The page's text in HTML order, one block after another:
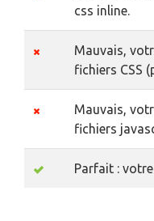
css inline.
Mauvais,
fichiers CSS
Mauvais,
fichiers
Parfait :